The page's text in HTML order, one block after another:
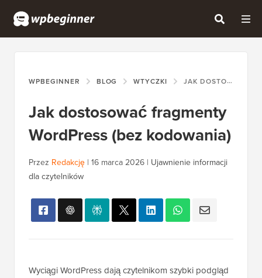
WPBEGINNER BLOG WTYCZKI JAK DOSTOSOWAĆ FRAGMENTY WORDPRESS (BEZ KODOWANIA)
Jak dostosować fragmenty
WordPress (bez kodowania)
Przez Redakcję | 16 marca 2026 | Ujawnienie informacji
dla czytelników
Wyciągi WordPress dają czytelnikom szybki podgląd